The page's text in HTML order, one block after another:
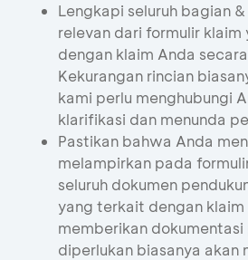
Lengkapi seluruh bagian
relevan dari formulir klaim
dengan klaim Anda
Kekurangan rincian
kami perlu menghubungi
klarifikasi dan menunda
Pastikan bahwa Anda
melampirkan pada
seluruh dokumen
yang terkait dengan
memberikan dokumentasi
diperlukan biasanya akan